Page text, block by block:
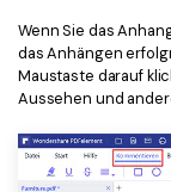
Wenn Sie das
das Anhängen
Maustaste darauf
Aussehen und